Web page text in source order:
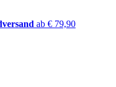
ab € 79,90